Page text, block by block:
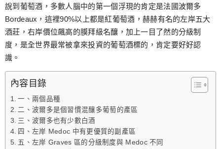
跳
至
主
要
內
容
說到葡萄酒，多數人腦中的第一個浮現的肯定是法國波爾多
Bordeaux，這裡90%以上都是紅葡萄酒，赫赫有名的左岸五大
酒莊，右岸價位飆高的膜拜級名釀，加上一目了然的分級制
度，是全世界最常被拿來投資的葡萄酒標的，肯定要好好認
識。
內容目錄
一、兩個品種
二、波爾多是個習慣混釀多葡萄的產區
三、波爾多也有少數白酒
四、左岸 Medoc 中有更優質的副產區
五、左岸 Graves 區的分級制度與 Medoc 不同